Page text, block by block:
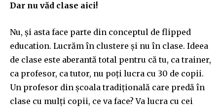
Dar nu văd clase aici!
Nu, și asta face parte din conceptul de flipped
education. Lucrăm în clustere și nu în clase. Ideea
de clase este aberantă total pentru că tu, ca trainer,
ca profesor, ca tutor, nu poți lucra cu 30 de copii.
Un profesor din școala tradițională care predă în
clase cu mulți copii, ce va face? Va lucra cu cei